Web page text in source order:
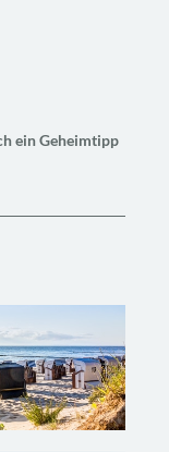
ein Geheimtipp